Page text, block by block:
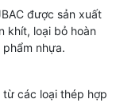
được sản xuất
khít, loại bỏ hoàn
nhựa.
các loại thép hợp